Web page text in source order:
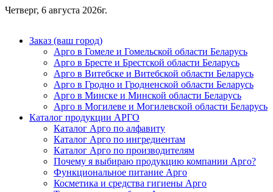
Четверг, 6 августа 2026г.
Заказ (ваш город)
Арго в Гомеле и Гомельской области Беларусь
Арго в Бресте и Брестской области Беларусь
Арго в Витебске и Витебской области Беларусь
Арго в Гродно и Гродненской области Беларусь
Арго в Минске и Минской области Беларусь
Арго в Могилеве и Могилевской области Беларусь
Каталог продукции АРГО
Каталог Арго по алфавиту
Каталог Арго по ингредиентам
Каталог Арго по производителям
Почему я выбираю продукцию компании Арго?
Функциональное питание Арго
Косметика и средства гигиены Арго